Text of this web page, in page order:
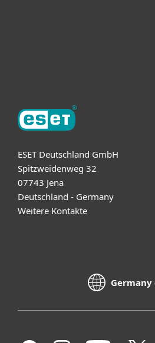
ESET Deutschland GmbH
Spitzweidenweg 32
07743 Jena
Deutschland - Germany
Weitere Kontakte
Germany